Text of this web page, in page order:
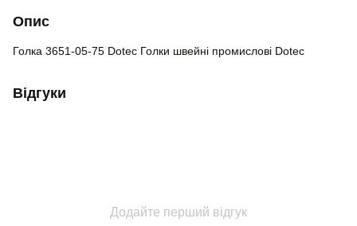
Опис
Голка 3651-05-75 Dotec Голки швейні промислові Dotec
Відгуки
Додайте перший відгук